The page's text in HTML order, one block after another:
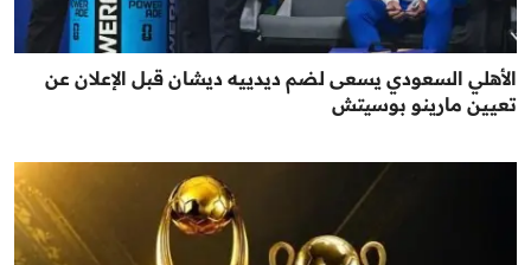
الأهلي السعودي يسعى لضم ديدييه ديشان قبل الإعلان عن
تعيين مارينو بوسيتش